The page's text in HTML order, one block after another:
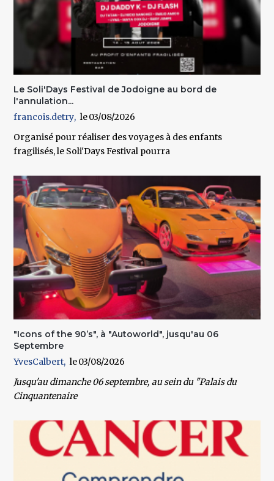
Le Soli'Days Festival de Jodoigne au bord de
l'annulation...
francois.detry
03/08/2026
Organisé pour réaliser des voyages à des enfants
fragilisés, le Soli'Days Festival pourra
"Icons of the 90’s", à "Autoworld", jusqu'au 06
Septembre
YvesCalbert
03/08/2026
Jusqu'au dimanche 06 septembre, au sein du"Palais du
Cinquantenaire